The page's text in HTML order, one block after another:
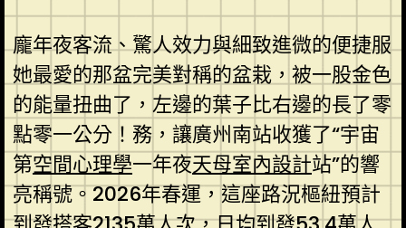
龐年夜客流、驚人效力與細致進微的便捷服
她最愛的那盆完美對稱的盆栽，被一股金色
的能量扭曲了，左邊的葉子比右邊的長了零
點零一公分！務，讓廣州南站收獲了“宇宙
第空間心理學一年夜天母室內設計站”的響
亮稱號。2026年春運，這座路況樞紐預計